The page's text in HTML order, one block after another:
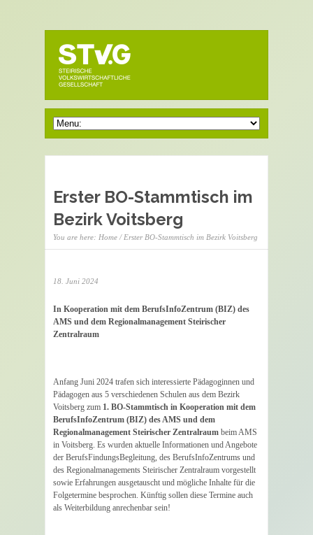
Erster BO-Stammtisch im
Bezirk Voitsberg
You are here: Home / Erster BO-Stammtisch im Bezirk Voitsberg
18. Juni 2024
In Kooperation mit dem BerufsInfoZentrum (BIZ) des
AMS und dem Regionalmanagement Steirischer
Zentralraum
Anfang Juni 2024 trafen sich interessierte Pädagoginnen und
Pädagogen aus 5 verschiedenen Schulen aus dem Bezirk
Voitsberg zum 1. BO-Stammtisch in Kooperation mit dem
BerufsInfoZentrum (BIZ) des AMS und dem
Regionalmanagement Steirischer Zentralraum beim AMS
in Voitsberg. Es wurden aktuelle Informationen und Angebote
der BerufsFindungsBegleitung, des BerufsInfoZentrums und
des Regionalmanagements Steirischer Zentralraum vorgestellt
sowie Erfahrungen ausgetauscht und mögliche Inhalte für die
Folgetermine besprochen. Künftig sollen diese Termine auch
als Weiterbildung anrechenbar sein!